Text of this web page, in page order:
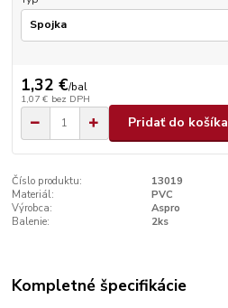
1,32 €/bal
1,07 € bez DPH
Pridať do košíka
Číslo produktu:
13019
Materiál:
PVC
Výrobca:
Aspro
Balenie:
2ks
Kompletné špecifikácie